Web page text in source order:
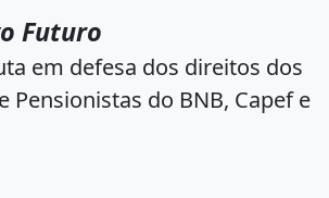
Futuro
em defesa dos direitos dos
Pensionistas do BNB, Capef e